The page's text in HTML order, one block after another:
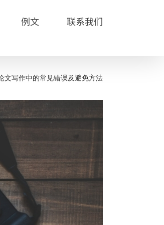
例文 联系我们
文写作中的常见错误及避免方法